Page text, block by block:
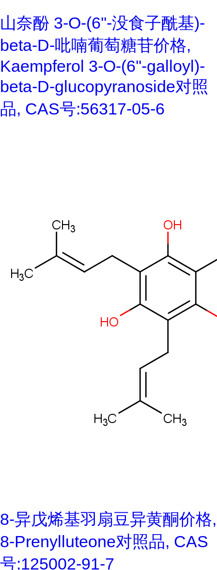
山奈酚 3-O-(6''-没食子酰基)-
beta-D-吡喃葡萄糖苷价格,
Kaempferol 3-O-(6''-galloyl)-
beta-D-glucopyranoside对照
品, CAS号:56317-05-6
8-异戊烯基羽扇豆异黄酮价格,
8-Prenylluteone对照品, CAS
号:125002-91-7